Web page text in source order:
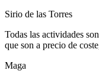
Sirio de las Torres
Todas las actividades
que son a precio de
Maga